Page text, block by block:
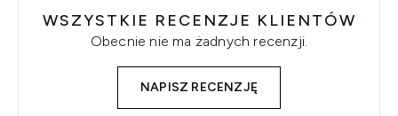
WSZYSTKIE RECENZJE KLIENTÓW
Obecnie nie ma żadnych recenzji.
NAPISZ RECENZJĘ